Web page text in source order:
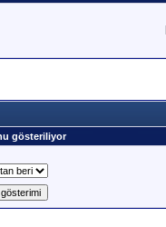
gösteriliyor